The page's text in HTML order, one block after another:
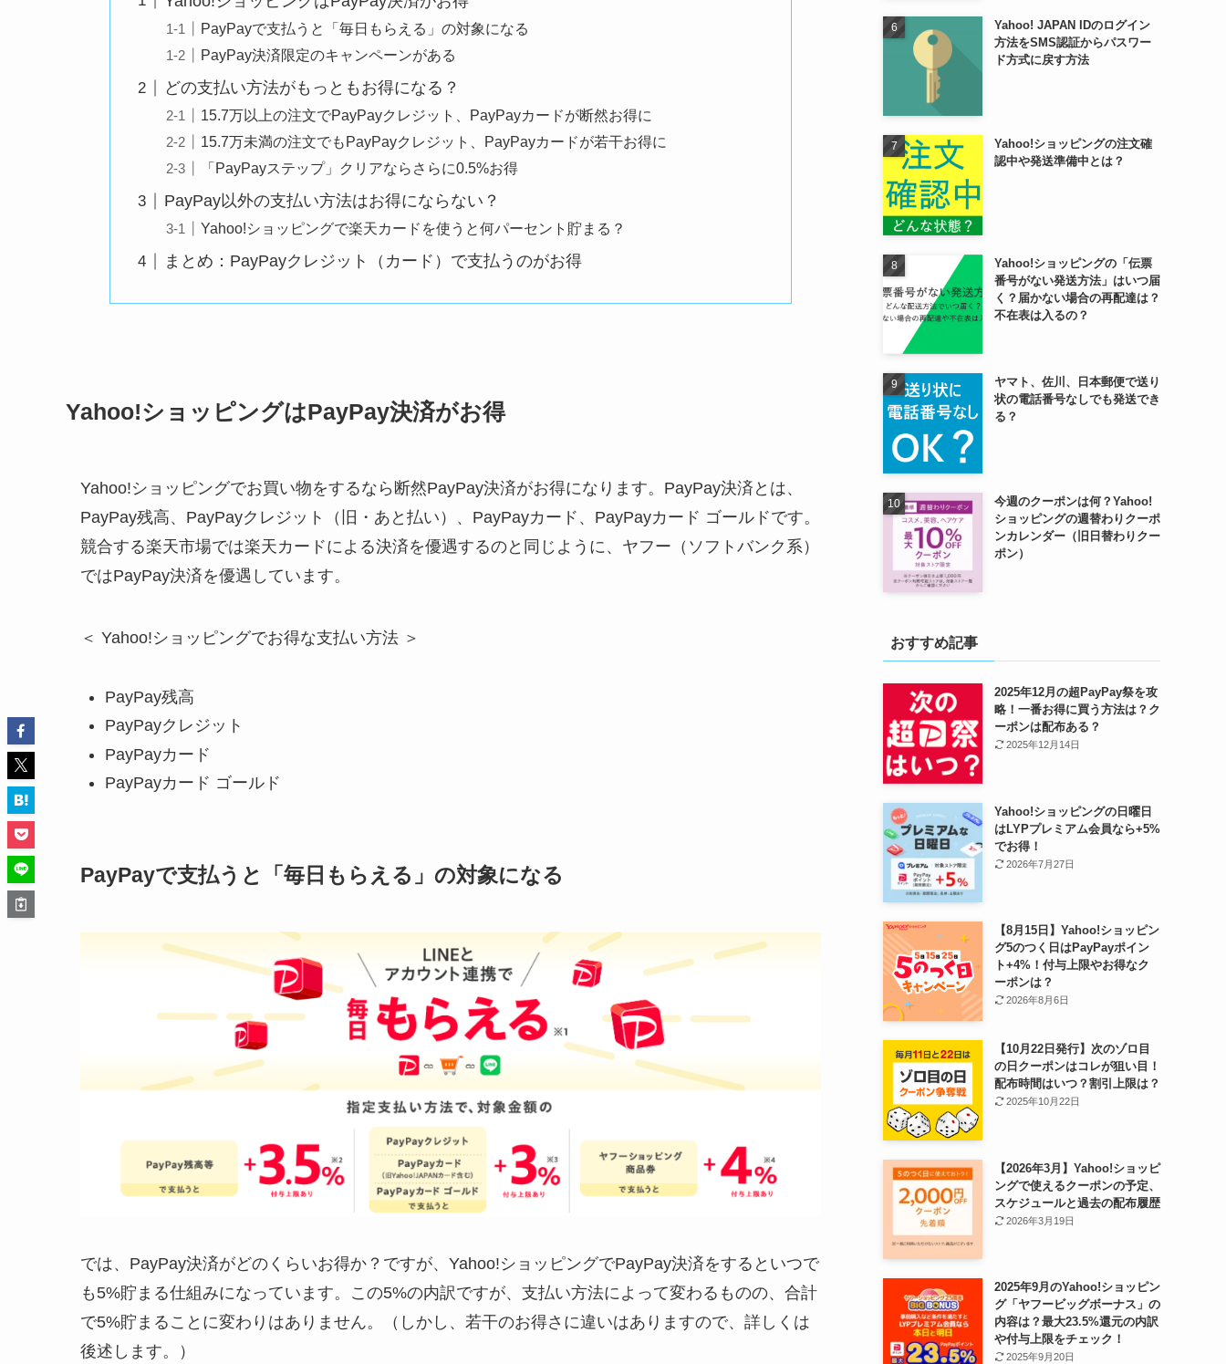
PayPayで支払うと「毎日もらえる」の対象になる
PayPay決済限定のキャンペーンがある
どの支払い方法がもっともお得になる？
15.7万以上の注文でPayPayクレジット、PayPayカードが断然お得に
15.7万未満の注文でもPayPayクレジット、PayPayカードが若干お得に
「PayPayステップ」クリアならさらに0.5%お得
PayPay以外の支払い方法はお得にならない？
Yahoo!ショッピングで楽天カードを使うと何パーセント貯まる？
まとめ：PayPayクレジット（カード）で支払うのがお得
Yahoo!ショッピングはPayPay決済がお得
Yahoo!ショッピングでお買い物をするなら断然PayPay決済がお得になります。PayPay決済とは、
PayPay残高、PayPayクレジット（旧・あと払い）、PayPayカード、PayPayカード ゴールドです。
競合する楽天市場では楽天カードによる決済を優遇するのと同じように、ヤフー（ソフトバンク系）
ではPayPay決済を優遇しています。
＜ Yahoo!ショッピングでお得な支払い方法 ＞
PayPay残高
PayPayクレジット
PayPayカード
PayPayカード ゴールド
PayPayで支払うと「毎日もらえる」の対象になる
では、PayPay決済がどのくらいお得か？ですが、Yahoo!ショッピングでPayPay決済をするといつで
も5%貯まる仕組みになっています。この5%の内訳ですが、支払い方法によって変わるものの、合計
で5%貯まることに変わりはありません。（しかし、若干のお得さに違いはありますので、詳しくは
後述します。）
Yahoo! JAPAN IDのログイン
方法をSMS認証からパスワー
ド方式に戻す方法
Yahoo!ショッピングの注文確
認中や発送準備中とは？
Yahoo!ショッピングの「伝票
番号がない発送方法」はいつ届
く？届かない場合の再配達は？
不在表は入るの？
ヤマト、佐川、日本郵便で送り
状の電話番号なしでも発送でき
る？
今週のクーポンは何？Yahoo!
ショッピングの週替わりクーポ
ンカレンダー（旧日替わりクー
ポン）
おすすめ記事
2025年12月の超PayPay祭を攻
略！一番お得に買う方法は？ク
ーポンは配布ある？
2025年12月14日
Yahoo!ショッピングの日曜日
はLYPプレミアム会員なら+5%
でお得！
2026年7月27日
【8月15日】Yahoo!ショッピン
グ5のつく日はPayPayポイン
ト+4%！付与上限やお得なク
ーポンは？
2026年8月6日
【10月22日発行】次のゾロ目
の日クーポンはコレが狙い目！
配布時間はいつ？割引上限は？
2025年10月22日
【2026年3月】Yahoo!ショッピ
ングで使えるクーポンの予定、
スケジュールと過去の配布履歴
2026年3月19日
2025年9月のYahoo!ショッピン
グ「ヤフービッグボーナス」の
内容は？最大23.5%還元の内訳
や付与上限をチェック！
2025年9月20日